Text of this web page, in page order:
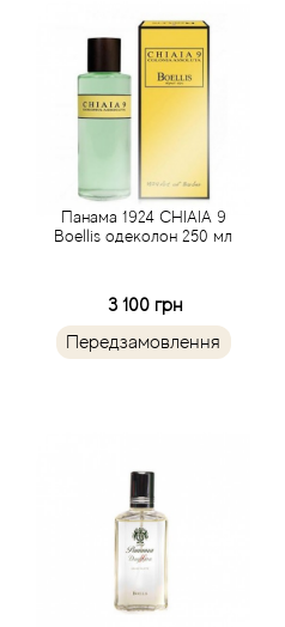
Панама 1924 CHIAIA 9
Boellis одеколон 250 мл
3 100 грн
Передзамовлення
Aj Arabia (Widian)
Al Jazeera
Alexander McQueen
Alfred Dunhill
Alyson Oldoini